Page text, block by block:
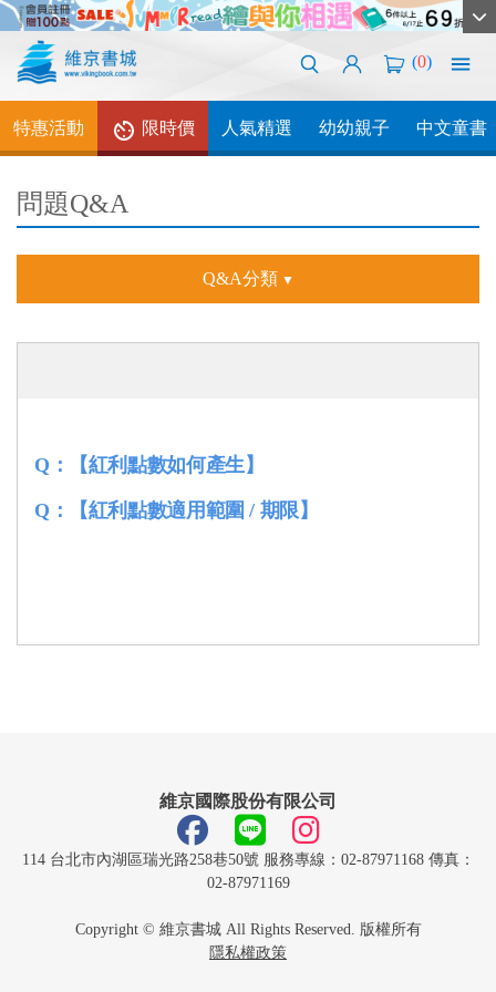
(0)
特惠活動 限時價 人氣精選 幼幼親子 中文童書
問題Q&A
Q&A分類
Q： 【紅利點數如何產生】
Q： 【紅利點數適用範圍 / 期限】
維京國際股份有限公司
114 台北市內湖區瑞光路258巷50號 服務專線：02-87971168 傳真：
02-87971169
Copyright © 維京書城 All Rights Reserved. 版權所有
隱私權政策